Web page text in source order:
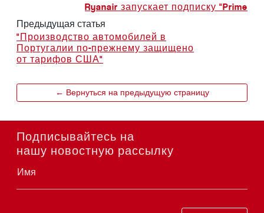
Ryanair запускает подписку "Prime
Предыдущая статья
"Производство автомобилей в
Португалии по-прежнему защищено
от тарифов США"
← Вернуться на предыдущую страницу
Подписывайтесь на
нашу новостную рассылку
Имя